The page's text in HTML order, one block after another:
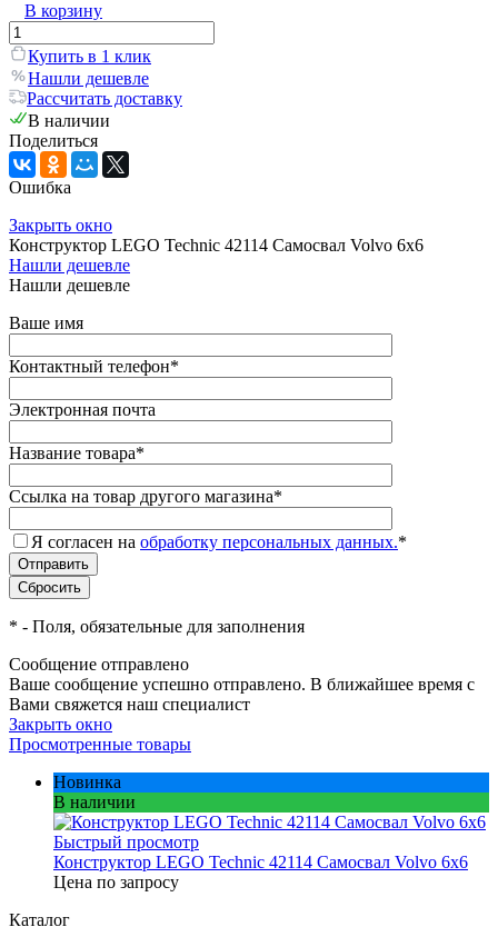
В корзину
Купить в 1 клик
Нашли дешевле
Рассчитать доставку
В наличии
Поделиться
Ошибка
Закрыть окно
Конструктор LEGO Technic 42114 Самосвал Volvo 6х6
Нашли дешевле
Нашли дешевле
Ваше имя
Контактный телефон*
Электронная почта
Название товара*
Ссылка на товар другого магазина*
Я согласен на обработку персональных данных.*
* - Поля, обязательные для заполнения
Сообщение отправлено
Ваше сообщение успешно отправлено. В ближайшее время с
Вами свяжется наш специалист
Закрыть окно
Просмотренные товары
Новинка
В наличии
Быстрый просмотр
Конструктор LEGO Technic 42114 Самосвал Volvo 6х6
Цена по запросу
Каталог